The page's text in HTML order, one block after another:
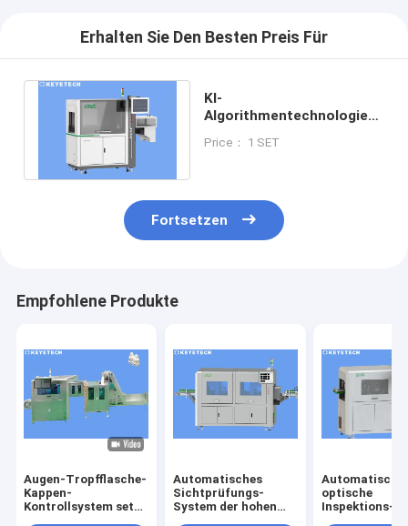
Erhalten Sie Den Besten Preis Für
KI-
Algorithmentechnologie
für elektrische
Price： 1 SET
Fortsetzen
Empfohlene Produkte
Augen-Tropfflasche-
Kappen-
Kontrollsystem setzt
Automatisches
Sichtprüfungs-
System der hohen
Automatische
optische
Inspektions-